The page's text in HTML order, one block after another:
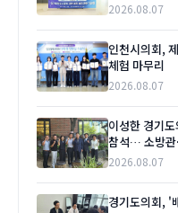
2026.08.07
인천시의회,
체험 마무리
2026.08.07
이성한 경기
참석… 소방관
2026.08.07
경기도의회, '